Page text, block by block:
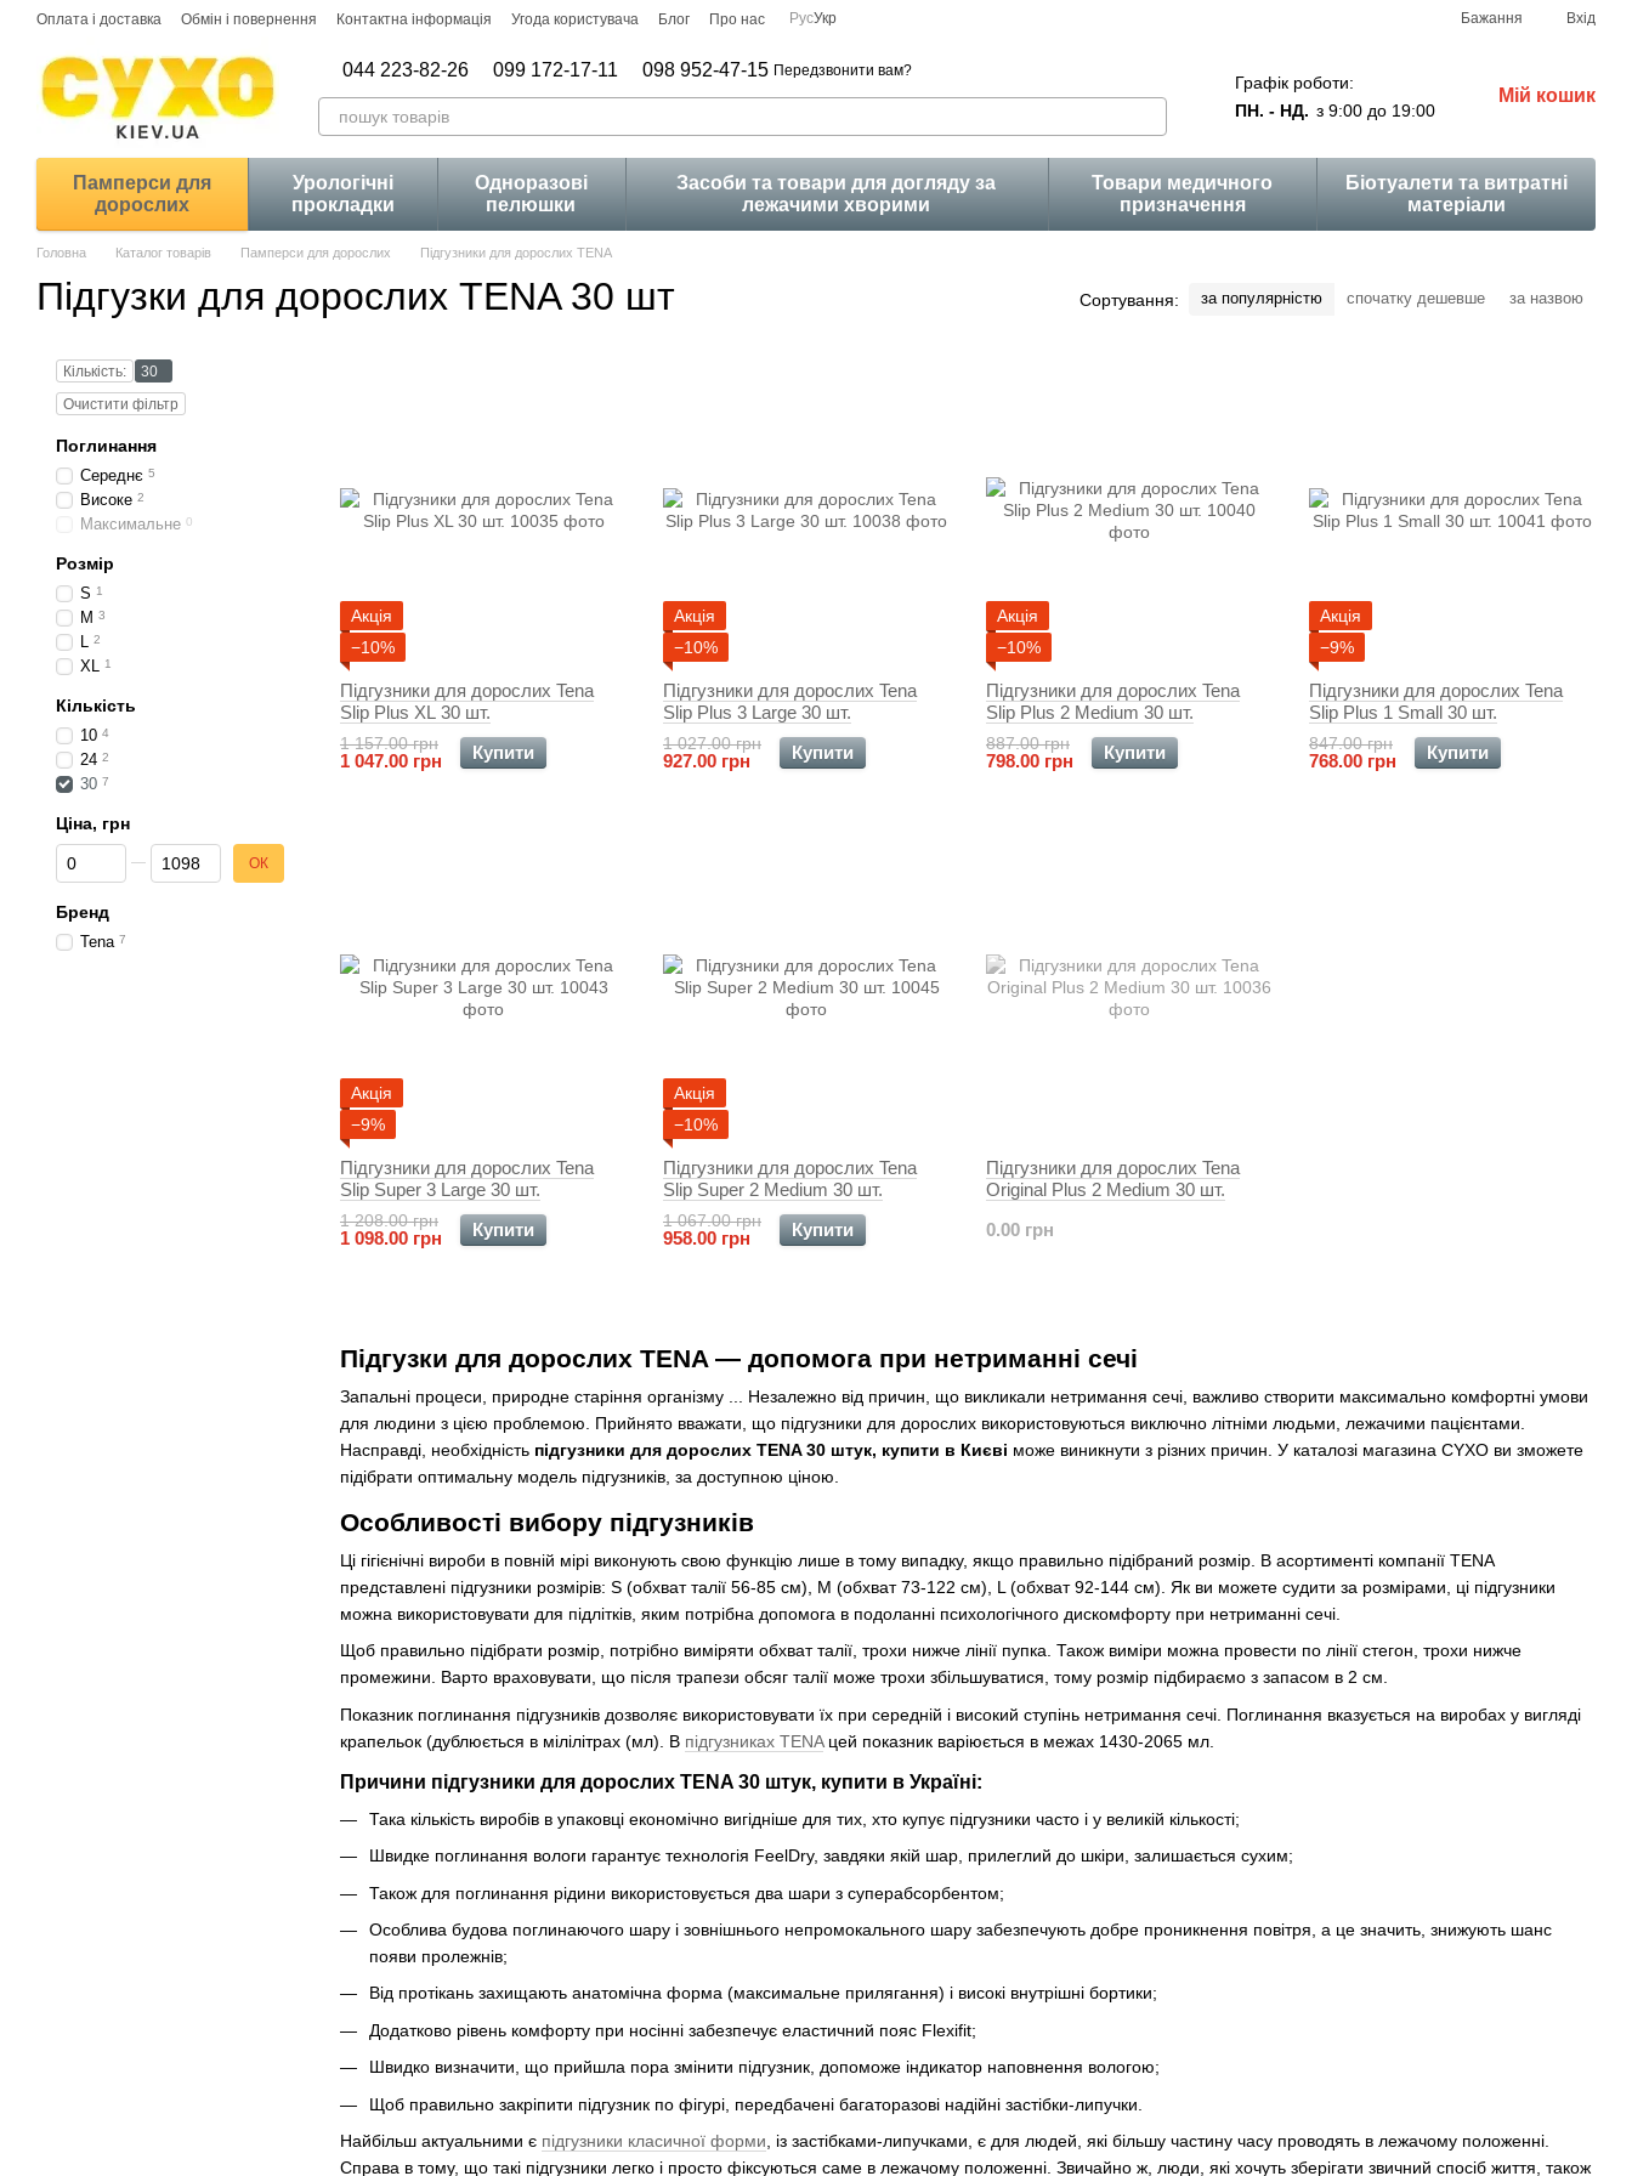
Перейти до основного контенту
Оплата і доставка Обмін і повернення Контактна інформація Угода користувача Блог Про нас РусУкр Бажання Вхід
044 223-82-26 099 172-17-11 098 952-47-15 Передзвонити вам?
Графік роботи:
ПН. - НД. з 9:00 до 19:00
Мій кошик
Памперси для
дорослих
Урологічні
прокладки
Одноразові
пелюшки
Засоби та товари для догляду за
лежачими хворими
Товари медичного
призначення
Біотуалети та витратні
матеріали
Головна Каталог товарів Памперси для дорослих Підгузники для дорослих TENA
Підгузки для дорослих TENA 30 шт Сортування: за популярністю спочатку дешевше за назвою
Підгузки для дорослих TENA — допомога при нетриманні сечі
Запальні процеси, природне старіння організму ... Незалежно від причин, що викликали нетримання сечі, важливо створити максимально комфортні умови
для людини з цією проблемою. Прийнято вважати, що підгузники для дорослих використовуються виключно літніми людьми, лежачими пацієнтами.
Насправді, необхідність підгузники для дорослих TENA 30 штук, купити в Києві може виникнути з різних причин. У каталозі магазина CYXO ви зможете
підібрати оптимальну модель підгузників, за доступною ціною.
Особливості вибору підгузників
Ці гігієнічні вироби в повній мірі виконують свою функцію лише в тому випадку, якщо правильно підібраний розмір. В асортименті компанії TENA
представлені підгузники розмірів: S (обхват талії 56-85 см), M (обхват 73-122 см), L (обхват 92-144 см). Як ви можете судити за розмірами, ці підгузники
можна використовувати для підлітків, яким потрібна допомога в подоланні психологічного дискомфорту при нетриманні сечі.
Щоб правильно підібрати розмір, потрібно виміряти обхват талії, трохи нижче лінії пупка. Також виміри можна провести по лінії стегон, трохи нижче
промежини. Варто враховувати, що після трапези обсяг талії може трохи збільшуватися, тому розмір підбираємо з запасом в 2 см.
Показник поглинання підгузників дозволяє використовувати їх при середній і високий ступінь нетримання сечі. Поглинання вказується на виробах у вигляді
крапельок (дублюється в мілілітрах (мл). В підгузниках TENAцей показник варіюється в межах 1430-2065 мл.
Причини підгузники для дорослих TENA 30 штук, купити в Україні:
Така кількість виробів в упаковці економічно вигідніше для тих, хто купує підгузники часто і у великій кількості;
Швидке поглинання вологи гарантує технологія FeelDry, завдяки якій шар, прилеглий до шкіри, залишається сухим;
Також для поглинання рідини використовується два шари з суперабсорбентом;
Особлива будова поглинаючого шару і зовнішнього непромокального шару забезпечують добре проникнення повітря, а це значить, знижують шанс
появи пролежнів;
Від протікань захищають анатомічна форма (максимальне прилягання) і високі внутрішні бортики;
Додатково рівень комфорту при носінні забезпечує еластичний пояс Flexifit;
Швидко визначити, що прийшла пора змінити підгузник, допоможе індикатор наповнення вологою;
Щоб правильно закріпити підгузник по фігурі, передбачені багаторазові надійні застібки-липучки.
Найбільш актуальними є підгузники класичної форми , із застібками-липучками, є для людей, які більшу частину часу проводять в лежачому положенні.
Справа в тому, що такі підгузники легко і просто фіксуються саме в лежачому положенні. Звичайно ж, люди, які хочуть зберігати звичний спосіб життя, також
Акція
−10%
Підгузники для дорослих Tena
Slip Plus XL 30 шт.
1 157.00 грн
1 047.00 грн Купити
Акція
−10%
Підгузники для дорослих Tena
Slip Plus 3 Large 30 шт.
1 027.00 грн
927.00 грн Купити
Акція
−10%
Підгузники для дорослих Tena
Slip Plus 2 Medium 30 шт.
887.00 грн
798.00 грн Купити
Акція
−9%
Підгузники для дорослих Tena
Slip Plus 1 Small 30 шт.
847.00 грн
768.00 грн Купити
Акція
−9%
Підгузники для дорослих Tena
Slip Super 3 Large 30 шт.
1 208.00 грн
1 098.00 грн Купити
Акція
−10%
Підгузники для дорослих Tena
Slip Super 2 Medium 30 шт.
1 067.00 грн
958.00 грн Купити
Підгузники для дорослих Tena
Original Plus 2 Medium 30 шт.
0.00 грн
Кількість:
30
Очистити фільтр
Поглинання
Середнє 5
Високе 2
Максимальне 0
Розмір
S 1
M 3
L 2
XL 1
Кількість
10 4
24 2
30 7
Ціна, грн
Від Ціна, грн
До Ціна, грн ОК
Бренд
Tena 7